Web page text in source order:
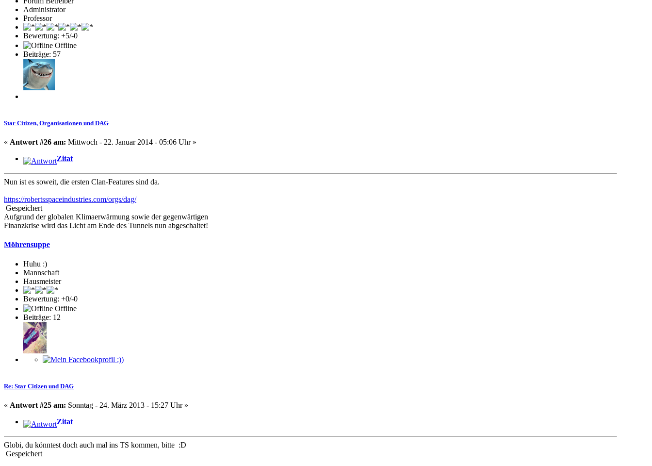
Administrator
Professor
Bewertung: +5/-0
Offline
Beiträge: 57
Star Citizen, Organisationen und DAG
« Antwort #26 am: Mittwoch - 22. Januar 2014 - 05:06 Uhr »
Zitat
Nun ist es soweit, die ersten Clan-Features sind da.
https://robertsspaceindustries.com/orgs/dag/
Gespeichert
Aufgrund der globalen Klimaerwärmung sowie der gegenwärtigen
Finanzkrise wird das Licht am Ende des Tunnels nun abgeschaltet!
Möhrensuppe
Huhu :)
Mannschaft
Hausmeister
Bewertung: +0/-0
Offline
Beiträge: 12
Re: Star Citizen und DAG
« Antwort #25 am: Sonntag - 24. März 2013 - 15:27 Uhr »
Zitat
Globi, du könntest doch auch mal ins TS kommen, bitte :D
Gespeichert